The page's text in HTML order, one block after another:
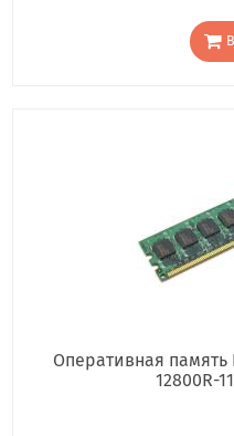
Оперативная память
12800R-